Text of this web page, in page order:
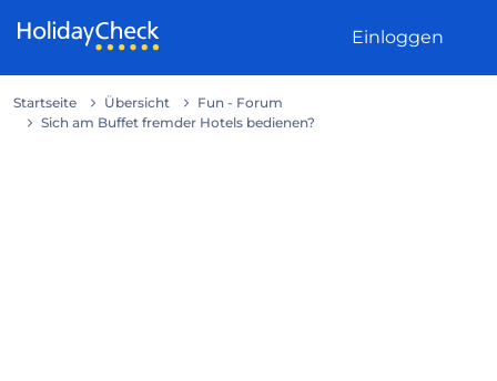
Einloggen
Startseite Übersicht
Fun - Forum
Sich am Buffet fremder Hotels bedienen?